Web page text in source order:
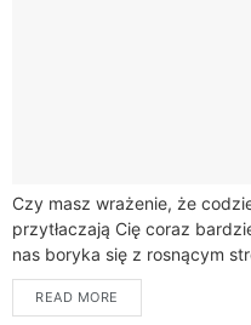
Czy masz wrażenie, że
przytłaczają Cię coraz
nas boryka się z rosnącym
równowagi między...
READ MORE